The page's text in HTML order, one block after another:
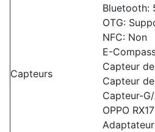
Bluetooth:
OTG:
NFC: Non
Capteurs
E-
Capteur
Capteur
Capteur-
OPPO